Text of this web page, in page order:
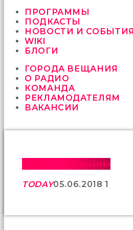
sikici
kocalar
güzel
karıları
öttürüyor
sex
hikayeleri
kızların
rahatlıyorlar
altyazılı
sikiş
ПРОГРАММЫ
ПОДКАСТЫ
НОВОСТИ И СОБЫТИЯ
WIKI
БЛОГИ
ГОРОДА ВЕЩАНИЯ
О РАДИО
КОМАНДА
РЕКЛАМОДАТЕЛЯМ
ВАКАНСИИ
Ледокол «Ленин»
TODAY05.06.2018 1